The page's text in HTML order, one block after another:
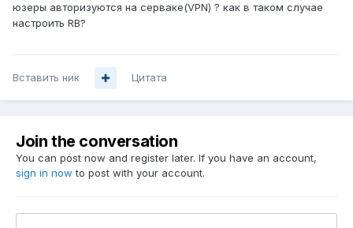
юзеры авторизуются на серваке(VPN) ? как в таком случае
настроить RB?
Вставить ник Цитата
Join the conversation
You can post now and register later. If you have an account,
sign in now to post with your account.